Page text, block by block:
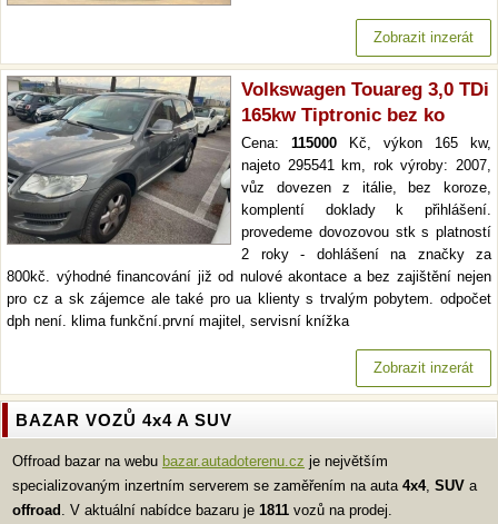
Zobrazit inzerát
Volkswagen Touareg 3,0 TDi
165kw Tiptronic bez ko
Cena: 115000 Kč, výkon 165 kw,
najeto 295541 km, rok výroby: 2007,
vůz dovezen z itálie, bez koroze,
komplentí doklady k přihlášení.
provedeme dovozovou stk s platností
2 roky - dohlášení na značky za
800kč. výhodné financování již od nulové akontace a bez zajištění nejen
pro cz a sk zájemce ale také pro ua klienty s trvalým pobytem. odpočet
dph není. klima funkční.první majitel, servisní knížka
Zobrazit inzerát
BAZAR VOZŮ 4x4 A SUV
Offroad bazar na webu bazar.autadoterenu.cz je největším
specializovaným inzertním serverem se zaměřením na auta 4x4, SUV a
offroad . V aktuální nabídce bazaru je 1811 vozů na prodej.